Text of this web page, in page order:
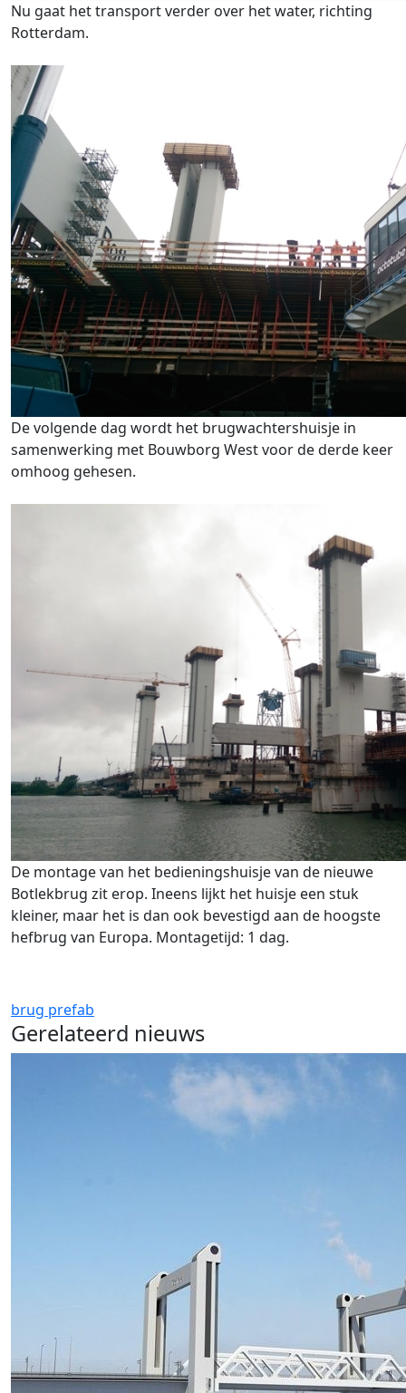
Nu gaat het transport verder over het water, richting
Rotterdam.
De volgende dag wordt het brugwachtershuisje in
samenwerking met Bouwborg West voor de derde keer
omhoog gehesen.
De montage van het bedieningshuisje van de nieuwe
Botlekbrug zit erop. Ineens lijkt het huisje een stuk
kleiner, maar het is dan ook bevestigd aan de hoogste
hefbrug van Europa. Montagetijd: 1 dag.
brug prefab
Gerelateerd nieuws